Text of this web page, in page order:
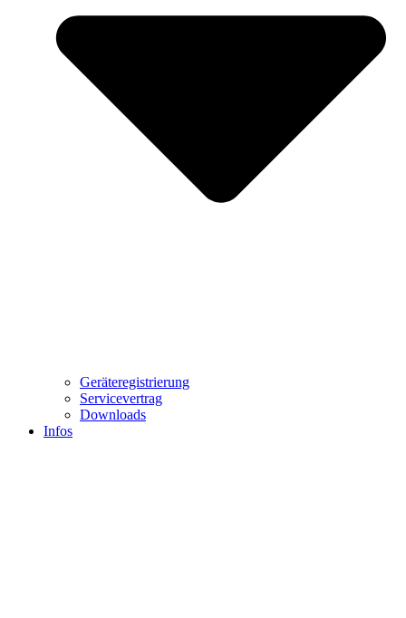
Geräteregistrierung
Servicevertrag
Downloads
Infos